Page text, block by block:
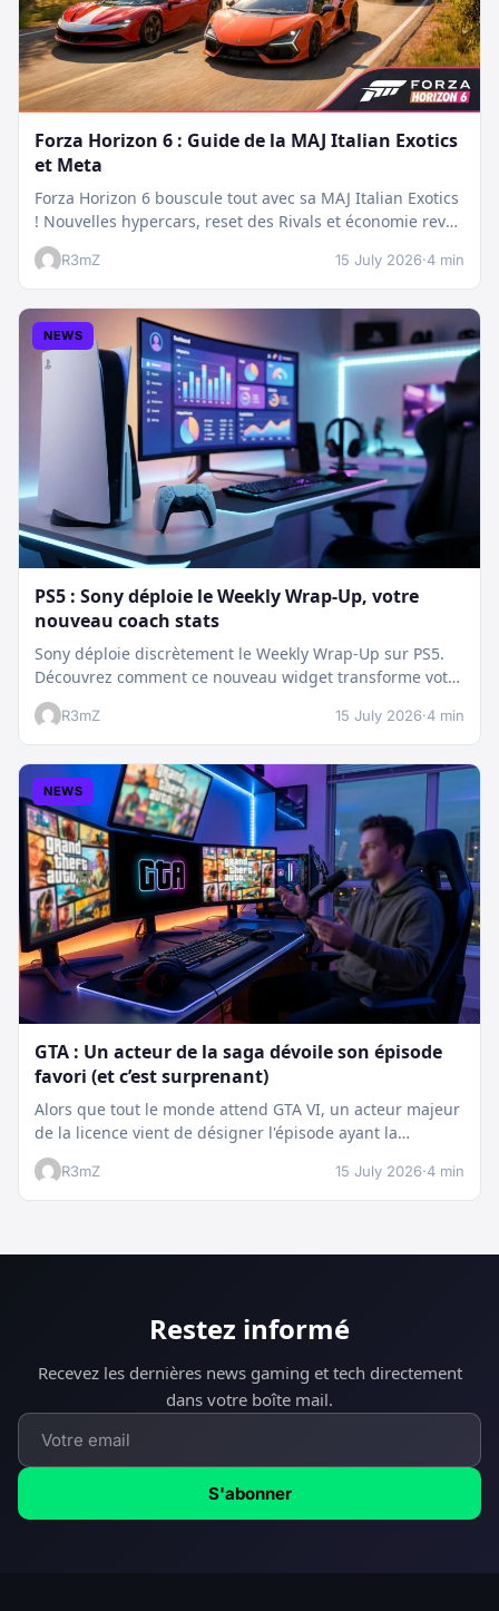
Forza Horizon 6 : Guide de la MAJ Italian Exotics
et Meta
Forza Horizon 6 bouscule tout avec sa MAJ Italian Exotics
! Nouvelles hypercars, reset des Rivals et économie revue
:…
R3mZ 15 July 2026·4 min
NEWS
PS5 : Sony déploie le Weekly Wrap-Up, votre
nouveau coach stats
Sony déploie discrètement le Weekly Wrap-Up sur PS5.
Découvrez comment ce nouveau widget transforme votre
dashboard et booste votre suivi…
R3mZ 15 July 2026·4 min
NEWS
GTA : Un acteur de la saga dévoile son épisode
favori (et c’est surprenant)
Alors que tout le monde attend GTA VI, un acteur majeur
de la licence vient de désigner l'épisode ayant la…
R3mZ 15 July 2026·4 min
Restez informé
Recevez les dernières news gaming et tech directement
dans votre boîte mail.
S'abonner